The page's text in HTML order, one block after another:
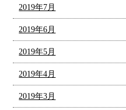
2019年7月
2019年6月
2019年5月
2019年4月
2019年3月